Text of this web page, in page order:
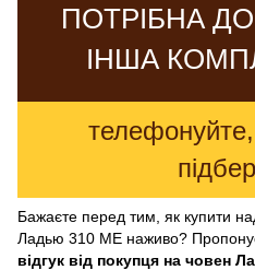
ПОТРІБНА
ІНША
Бажаєте перед тим, як купити
Ладью 310 МЕ наживо?
відгук від покупця на човен